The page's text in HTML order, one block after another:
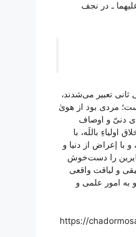
ـ در نجف
تعبیر می‌شدند،
مردی بود از هویٰ
دنیّ و اوصاف
اولیاءِ باللَه، با
با إعراض از دنیا و
را دست‌خوش
و لیاقت واقعی
به امور علمی و
https://